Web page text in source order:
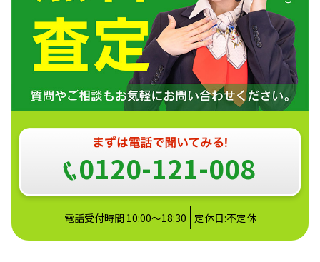
0120-121-008
電話受付時間 10:00～18:30 定休日:不定休